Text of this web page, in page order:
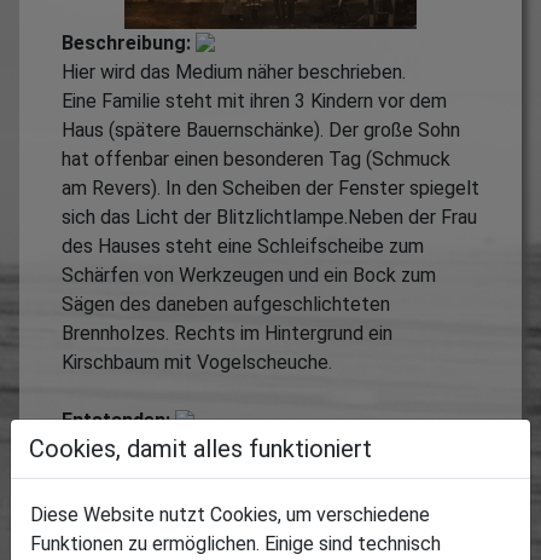
Beschreibung:
Hier wird das Medium näher beschrieben.
Eine Familie steht mit ihren 3 Kindern vor dem
Haus (spätere Bauernschänke). Der große Sohn
hat offenbar einen besonderen Tag (Schmuck
am Revers). In den Scheiben der Fenster spiegelt
sich das Licht der Blitzlichtlampe.Neben der Frau
des Hauses steht eine Schleifscheibe zum
Schärfen von Werkzeugen und ein Bock zum
Sägen des daneben aufgeschlichteten
Brennholzes. Rechts im Hintergrund ein
Kirschbaum mit Vogelscheuche.
Entstanden:
Termin oder Zeitraum, wann das Medium
entstanden ist.
1920
geschätzt
Cookies, damit alles funktioniert
Diese Website nutzt Cookies, um verschiedene
Funktionen zu ermöglichen. Einige sind technisch